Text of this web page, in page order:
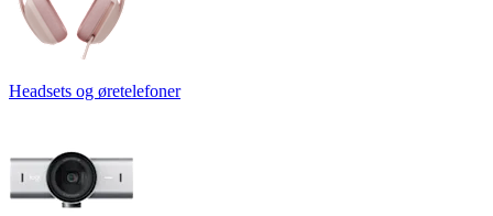
Headsets og øretelefoner